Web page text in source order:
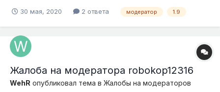
грубой форме(Без матов), но Модератор ImmortalPride
30 мая, 2020 2 ответа модератор 1.9
Жалоба на модератора robokop12316
WehR опубликовал тема в Жалобы на модераторов